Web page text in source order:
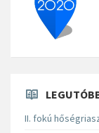
II. fokú